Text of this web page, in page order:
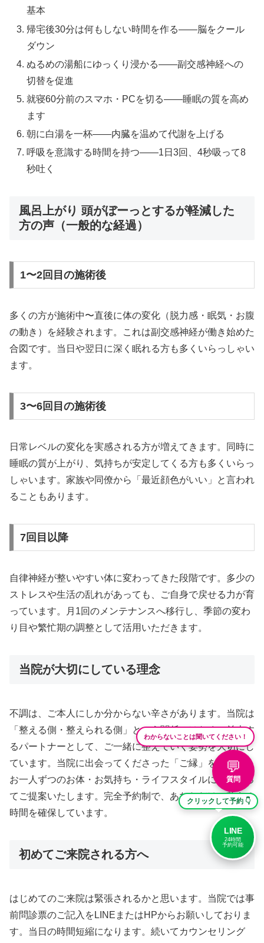
基本
帰宅後30分は何もしない時間を作る——脳をクール
ダウン
ぬるめの湯船にゆっくり浸かる——副交感神経への
切替を促進
就寝60分前のスマホ・PCを切る——睡眠の質を高め
ます
朝に白湯を一杯——内臓を温めて代謝を上げる
呼吸を意識する時間を持つ——1日3回、4秒吸って8
秒吐く
風呂上がり 頭がぼーっとするが軽減した
方の声（一般的な経過）
1〜2回目の施術後
多くの方が施術中〜直後に体の変化（脱力感・眠気・お腹
の動き）を経験されます。これは副交感神経が働き始めた
合図です。当日や翌日に深く眠れる方も多くいらっしゃい
ます。
3〜6回目の施術後
日常レベルの変化を実感される方が増えてきます。同時に
睡眠の質が上がり、気持ちが安定してくる方も多くいらっ
しゃいます。家族や同僚から「最近顔色がいい」と言われ
ることもあります。
7回目以降
自律神経が整いやすい体に変わってきた段階です。多少の
ストレスや生活の乱れがあっても、ご自身で戻せる力が育
っています。月1回のメンテナンスへ移行し、季節の変わ
り目や繁忙期の調整として活用いただきます。
当院が大切にしている理念
不調は、ご本人にしか分からない辛さがあります。当院は
「整える側・整えられる側」という関係ではなく、並走す
るパートナーとして、ご一緒に整えていく姿勢を大切にし
ています。当院に出会ってくださった「ご縁」を大切に、
お一人ずつのお体・お気持ち・ライフスタイルに寄り添っ
てご提案いたします。完全予約制で、あなただけの整える
時間を確保しています。
初めてご来院される方へ
はじめてのご来院は緊張されるかと思います。当院では事
前問診票のご記入をLINEまたはHPからお願いしておりま
す。当日の時間短縮になります。続いてカウンセリング
わからないことは聞いてください！
💬
質問
クリックして予約 👇
LINE
24時間
予約可能